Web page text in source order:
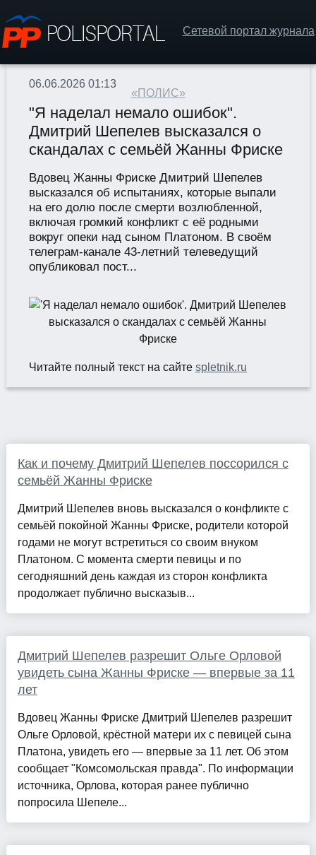
Сетевой портал журнала
«ПОЛИС»
06.06.2026 01:13
"Я наделал немало ошибок".
Дмитрий Шепелев высказался о
скандалах с семьёй Жанны Фриске
Вдовец Жанны Фриске Дмитрий Шепелев
высказался об испытаниях, которые выпали
на его долю после смерти возлюбленной,
включая громкий конфликт с её родными
вокруг опеки над сыном Платоном. В своём
телеграм-канале 43-летний телеведущий
опубликовал пост...
Читайте полный текст на сайте spletnik.ru
Как и почему Дмитрий Шепелев поссорился с
семьёй Жанны Фриске
Дмитрий Шепелев вновь высказался о конфликте с
семьёй покойной Жанны Фриске, родители которой
годами не могут встретиться со своим внуком
Платоном. С момента смерти певицы и по
сегодняшний день каждая из сторон конфликта
продолжает публично высказыв...
Дмитрий Шепелев разрешит Ольге Орловой
увидеть сына Жанны Фриске — впервые за 11
лет
Вдовец Жанны Фриске Дмитрий Шепелев разрешит
Ольге Орловой, крёстной матери их с певицей сына
Платона, увидеть его — впервые за 11 лет. Об этом
сообщает "Комсомольская правда". По информации
источника, Орлова, которая ранее публично
попросила Шепеле...